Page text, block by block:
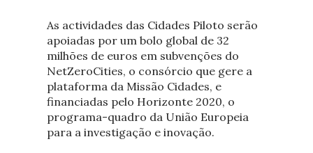
As actividades das Cidades Piloto serão
apoiadas por um bolo global de 32
milhões de euros em subvenções do
NetZeroCities, o consórcio que gere a
plataforma da Missão Cidades, e
financiadas pelo Horizonte 2020, o
programa-quadro da União Europeia
para a investigação e inovação.